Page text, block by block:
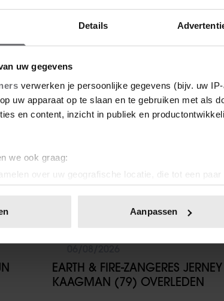
Details
uw gegevens
verwerken je persoonlijke gegevens (bijv. uw
uw apparaat op te slaan en te gebruiken met als
en content, inzicht in publiek en
we ook graag:
over uw geografische locatie, die tot een
door het actief te scannen op specifieke
wijzigen of intrekken in de Cookieverklaring.
om content en advertenties te personaliseren, om
Ook delen we informatie over uw gebruik
Deze partners kunnen deze gegevens
verzameld op basis van uw gebruik van hun
Aanpassen
JAÏR FERWERDA OPENHARTIG
ZIJN JEUGD: “MIJN ZUS IS MIJN
EARTH & FIRE-ZANGERES JERNEY
KAAGMAN (79) OVERLEDEN